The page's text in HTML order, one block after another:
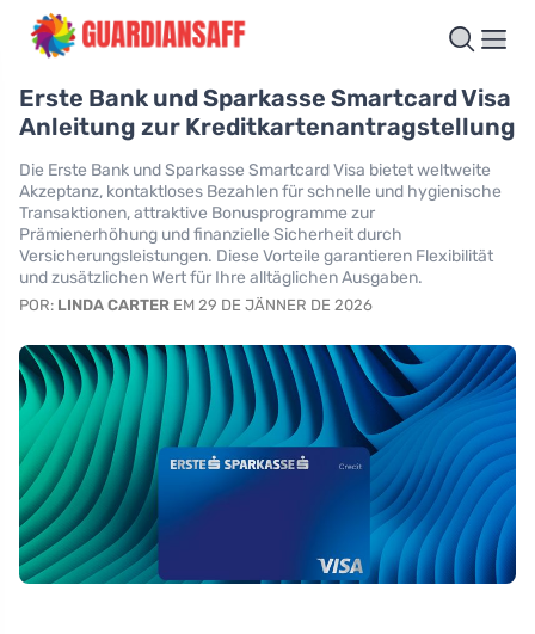
Erste Bank und Sparkasse Smartcard Visa
Anleitung zur Kreditkartenantragstellung
Die Erste Bank und Sparkasse Smartcard Visa bietet weltweite
Akzeptanz, kontaktloses Bezahlen für schnelle und hygienische
Transaktionen, attraktive Bonusprogramme zur
Prämienerhöhung und finanzielle Sicherheit durch
Versicherungsleistungen. Diese Vorteile garantieren Flexibilität
und zusätzlichen Wert für Ihre alltäglichen Ausgaben.
POR: LINDA CARTER EM 29 DE JÄNNER DE 2026